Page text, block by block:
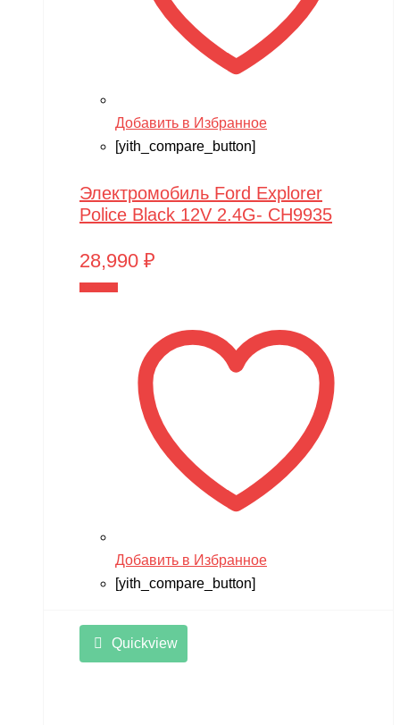
Добавить в Избранное
[yith_compare_button]
Электромобиль Ford Explorer
Police Black 12V 2.4G- CH9935
28,990 ₽
Добавить в Избранное
[yith_compare_button]
Quickview